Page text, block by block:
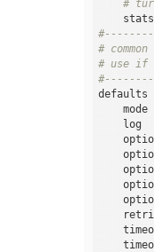
#
stats
#
# use if
defaults
mode
log